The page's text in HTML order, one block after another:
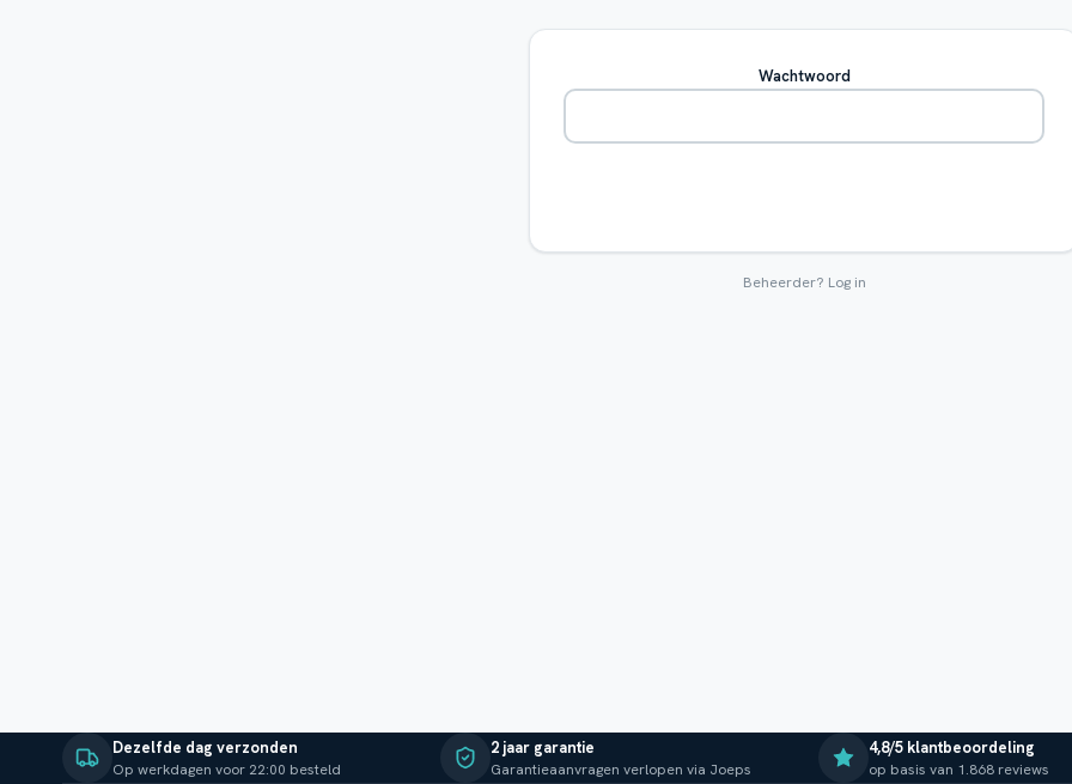
Wachtwoord
Beheerder? Log in
Dezelfde dag verzonden
Op werkdagen voor 22:00 besteld
2 jaar garantie
Garantieaanvragen verlopen via Joeps
4,8/5 klantbeoordeling
op basis van 1.868 reviews